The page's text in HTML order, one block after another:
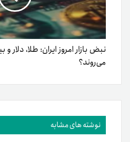
نبض بازار امروز ایران: طلا،
می‌روند؟
نوشته های مشابه